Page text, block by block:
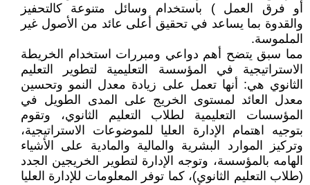
أو فرق العمل ) باستخدام وسائل متنوعة كالتحفيز
والقدوة بما يساعد في تحقيق أعلى عائد من الأصول غير
الملموسة.
مما سبق يتضح أهم دواعي ومبررات استخدام الخريطة
الاستراتيجية في المؤسسة التعليمية لتطوير التعليم
الثانوي هي: أنها تعمل على زيادة معدل النمو وتحسين
معدل العائد لمستوى الخريج على المدى الطويل في
المؤسسات التعليمية لطلاب التعليم الثانوي، وتقوم
بتوجيه اهتمام الإدارة العليا للموضوعات الاستراتيجية،
وتركيز الموارد البشرية والمالية والمادية على الأشياء
الهامه بالمؤسسة، وتوجه الإدارة لتطوير الخريجين الجدد
(طلاب التعليم الثانوي)، كما توفر المعلومات للإدارة العليا